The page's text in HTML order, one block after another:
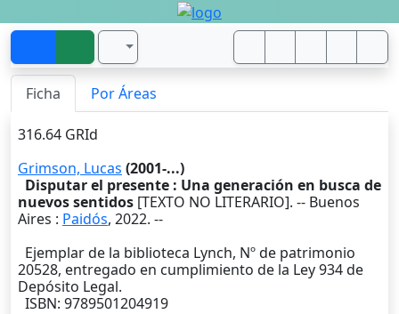
Ficha Por Áreas
316.64 GRId
Grimson, Lucas (2001-...)
Disputar el presente : Una generación en busca de
nuevos sentidos [TEXTO NO LITERARIO]. -- Buenos
Aires : Paidós, 2022. --
Ejemplar de la biblioteca Lynch, Nº de patrimonio
20528, entregado en cumplimiento de la Ley 934 de
Depósito Legal.
ISBN: 9789501204919